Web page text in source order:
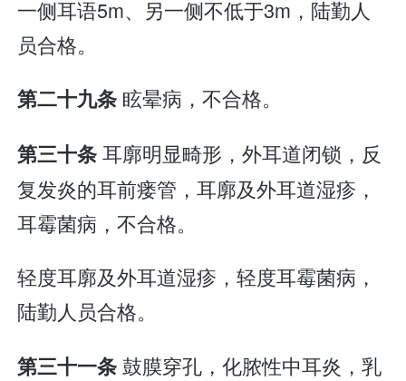
一侧耳语5m、另一侧不低于3m，陆勤人
员合格。
第二十九条 眩晕病，不合格。
第三十条耳廓明显畸形，外耳道闭锁，反
复发炎的耳前瘘管，耳廓及外耳道湿疹，
耳霉菌病，不合格。
轻度耳廓及外耳道湿疹，轻度耳霉菌病，
陆勤人员合格。
第三十一条鼓膜穿孔，化脓性中耳炎，乳